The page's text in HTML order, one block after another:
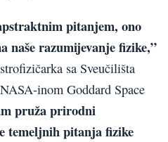
pitanjem, ono
naše razumijevanje fizike,”
sa Sveučilišta
inom Goddard Space
pruža prirodni
temeljnih pitanja fizike